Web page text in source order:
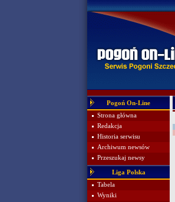
Pogoń On-Line
Strona główna
Redakcja
Historia serwisu
Archiwum newsów
Przeszukaj newsy
Liga Polska
Tabela
Wyniki